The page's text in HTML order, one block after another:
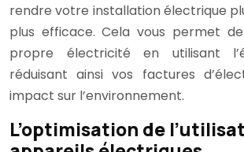
rendre votre installation électrique
plus efficace. Cela vous permet
propre électricité en utilisant
réduisant ainsi vos factures
impact sur l’environnement.
L’optimisation de